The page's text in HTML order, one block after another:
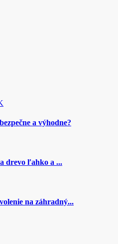
a výhodne?
drevo ľahko a ...
na záhradný...